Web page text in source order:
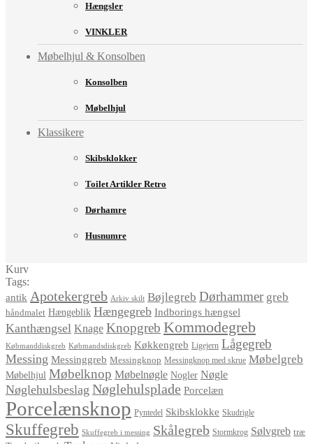
Hængsler
VINKLER
Møbelhjul & Konsolben
Konsolben
Møbelhjul
Klassikere
Skibsklokker
Toilet Artikler Retro
Dørhamre
Husnumre
Kurv
Tags:
antik Apotekergreb Arkiv skilt Bøjlegreb Dørhammer greb
håndmalet Hængeblik Hængegreb Indborings hængsel
Kanthængsel Knage Knopgreb Kommodegreb
Købmanddiskgreb Købmandsdiskgreb Køkkengreb Ligejern Lågegreb
Messing Messinggreb Messingknop Messingknop med skrue Møbelgreb
Møbelhjul Møbelknop Møbelnøgle Nogler Nøgle
Nøglehulsbeslag Nøglehulsplade Porcelæn
Porcelænsknop Pyntedel Skibsklokke Skudrigle
Skuffegreb Skuffegreb i messing Skålegreb Stormkrog Sølvgreb træ